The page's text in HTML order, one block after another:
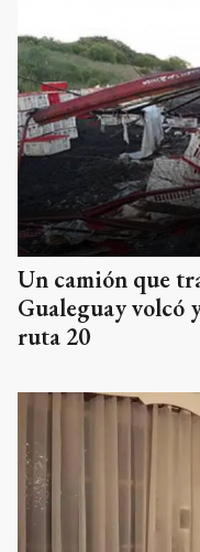
Un camión que
Gualeguay volcó
ruta 20